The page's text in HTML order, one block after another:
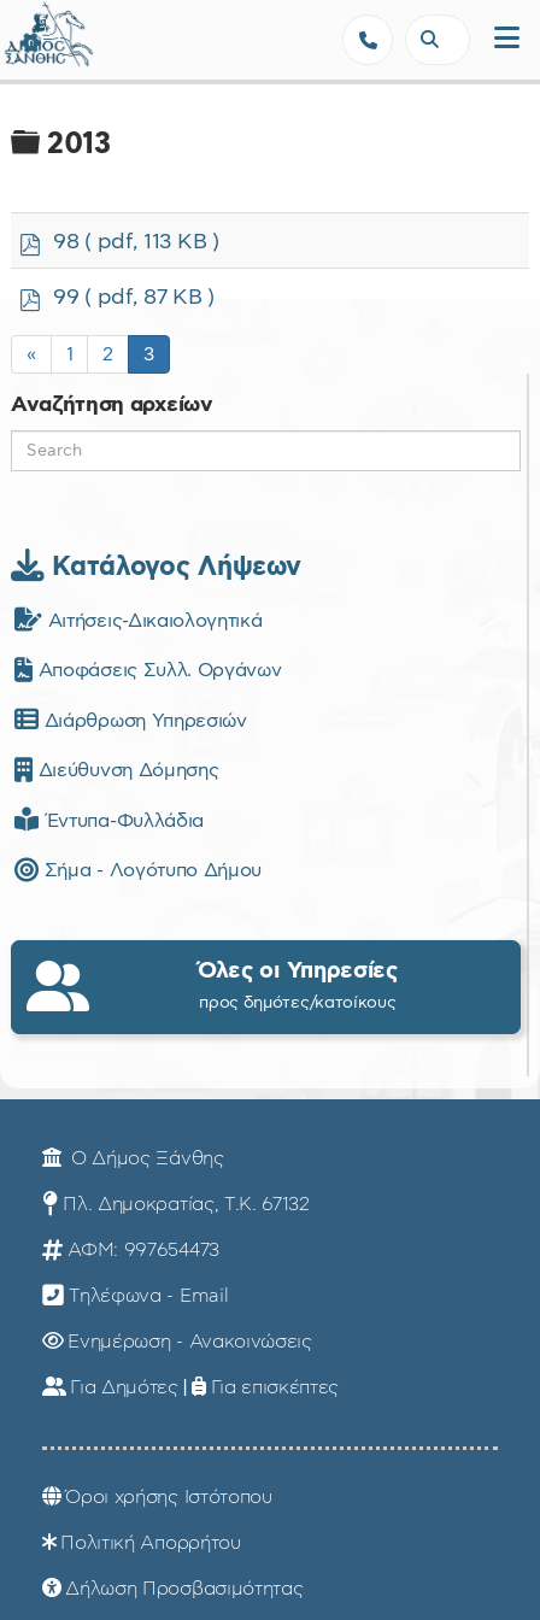
Φάκελος
2013
p98 ( pdf, 113 KB )
p
f
99 ( pdf, 87 KB )
« 1 2 3
Αναζήτηση αρχείων
Κατάλογος Λήψεων
Αιτήσεις-Δικαιολογητικά
Αποφάσεις Συλλ. Οργάνων
Διάρθρωση Υπηρεσιών
Διεύθυνση Δόμησης
Έντυπα-Φυλλάδια
Σήμα - Λογότυπο Δήμου
Όλες οι Υπηρεσίες
προς δημότες/κατοίκους
Ο Δήμος Ξάνθης
Πλ. Δημοκρατίας, Τ.Κ. 67132
ΑΦΜ: 997654473
Τηλέφωνα - Email
Ενημέρωση - Ανακοινώσεις
Για Δημότες | Για επισκέπτες
Όροι χρήσης Ιστότοπου
Πολιτική Απορρήτου
Δήλωση Προσβασιμότητας